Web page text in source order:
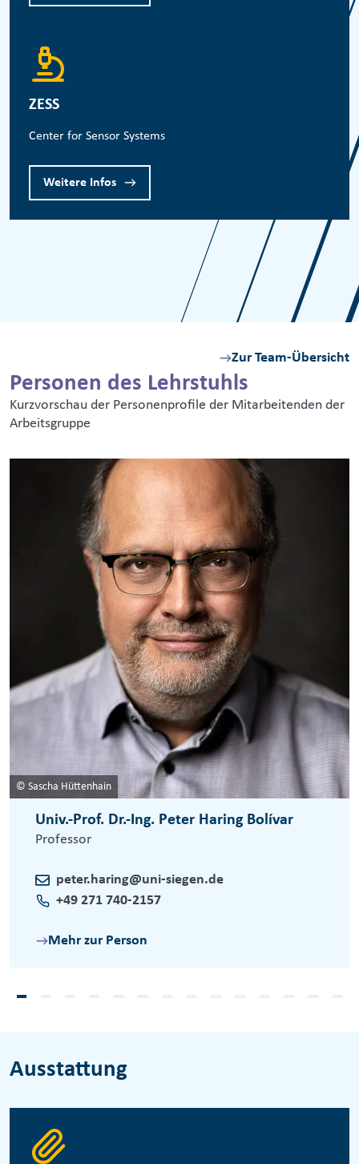
ZESS
Center for Sensor Systems
Weitere Infos
Personen des Lehrstuhls
Kurzvorschau der Personenprofile der Mitarbeitenden der
Arbeitsgruppe
Zur Team-Übersicht
© Sascha Hüttenhain
Univ.-Prof. Dr.-Ing. Peter Haring Bolívar
Professor
peter.haring@uni-siegen.de
+49 271 740-2157
Mehr zur Person
Ausstattung